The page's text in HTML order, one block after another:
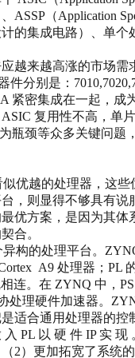
（Application
的集成电路）、单个
越来越高涨的市场需
件分别是：
紧密集成在一起，成
复用性不高，单
瓶颈等众多关键问题
优越的处理器，这些
，则显得不够具有说
优方案，是因为其体
合。
构的处理平台。
A9 处理器；PL
连。在 ZYNQ 中，
处理硬件加速器。
适合通用处理器的控
PL 以 硬 件 IP 实
2）更加拓宽了系统